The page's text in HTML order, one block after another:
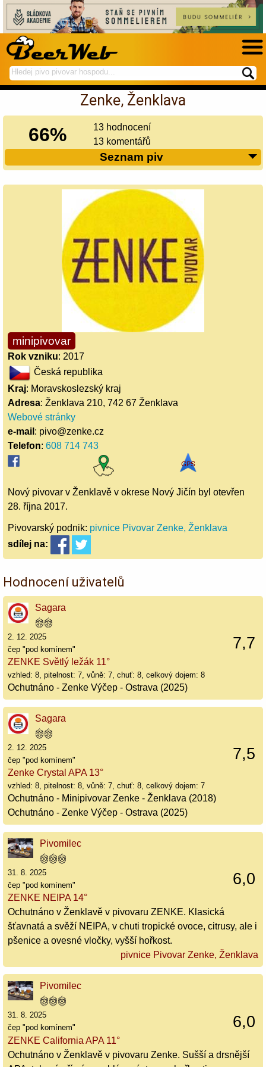
hledej
na
spustí
hledání
Zenke, Ženklava
66%
13 hodnocení
13 komentářů
Seznam piv
minipivovar
Rok vzniku: 2017
Česká republika
Kraj: Moravskoslezský kraj
Adresa: Ženklava 210, 742 67 Ženklava
Webové stránky
e-mail : pivo@zenke.cz
Telefon: 608 714 743
Nový pivovar v Ženklavě v okrese Nový Jičín byl otevřen
28. října 2017.
Pivovarský podnik: pivnice Pivovar Zenke, Ženklava
sdílej na:
Hodnocení uživatelů
Sagara
7,7
2. 12. 2025
čep "pod komínem"
ZENKE Světlý ležák 11°
vzhled: 8, pitelnost: 7, vůně: 7, chuť: 8, celkový dojem: 8
Ochutnáno - Zenke Výčep - Ostrava (2025)
Sagara
7,5
2. 12. 2025
čep "pod komínem"
Zenke Crystal APA 13°
vzhled: 8, pitelnost: 8, vůně: 7, chuť: 8, celkový dojem: 7
Ochutnáno - Minipivovar Zenke - Ženklava (2018)
Ochutnáno - Zenke Výčep - Ostrava (2025)
Pivomilec
6,0
31. 8. 2025
čep "pod komínem"
ZENKE NEIPA 14°
Ochutnáno v Ženklavě v pivovaru ZENKE. Klasická
šťavnatá a svěží NEIPA, v chuti tropické ovoce, citrusy, ale i
pšenice a ovesné vločky, vyšší hořkost.
pivnice Pivovar Zenke, Ženklava
Pivomilec
6,0
31. 8. 2025
čep "pod komínem"
ZENKE California APA 11°
Ochutnáno v Ženklavě v pivovaru Zenke. Sušší a drsnější